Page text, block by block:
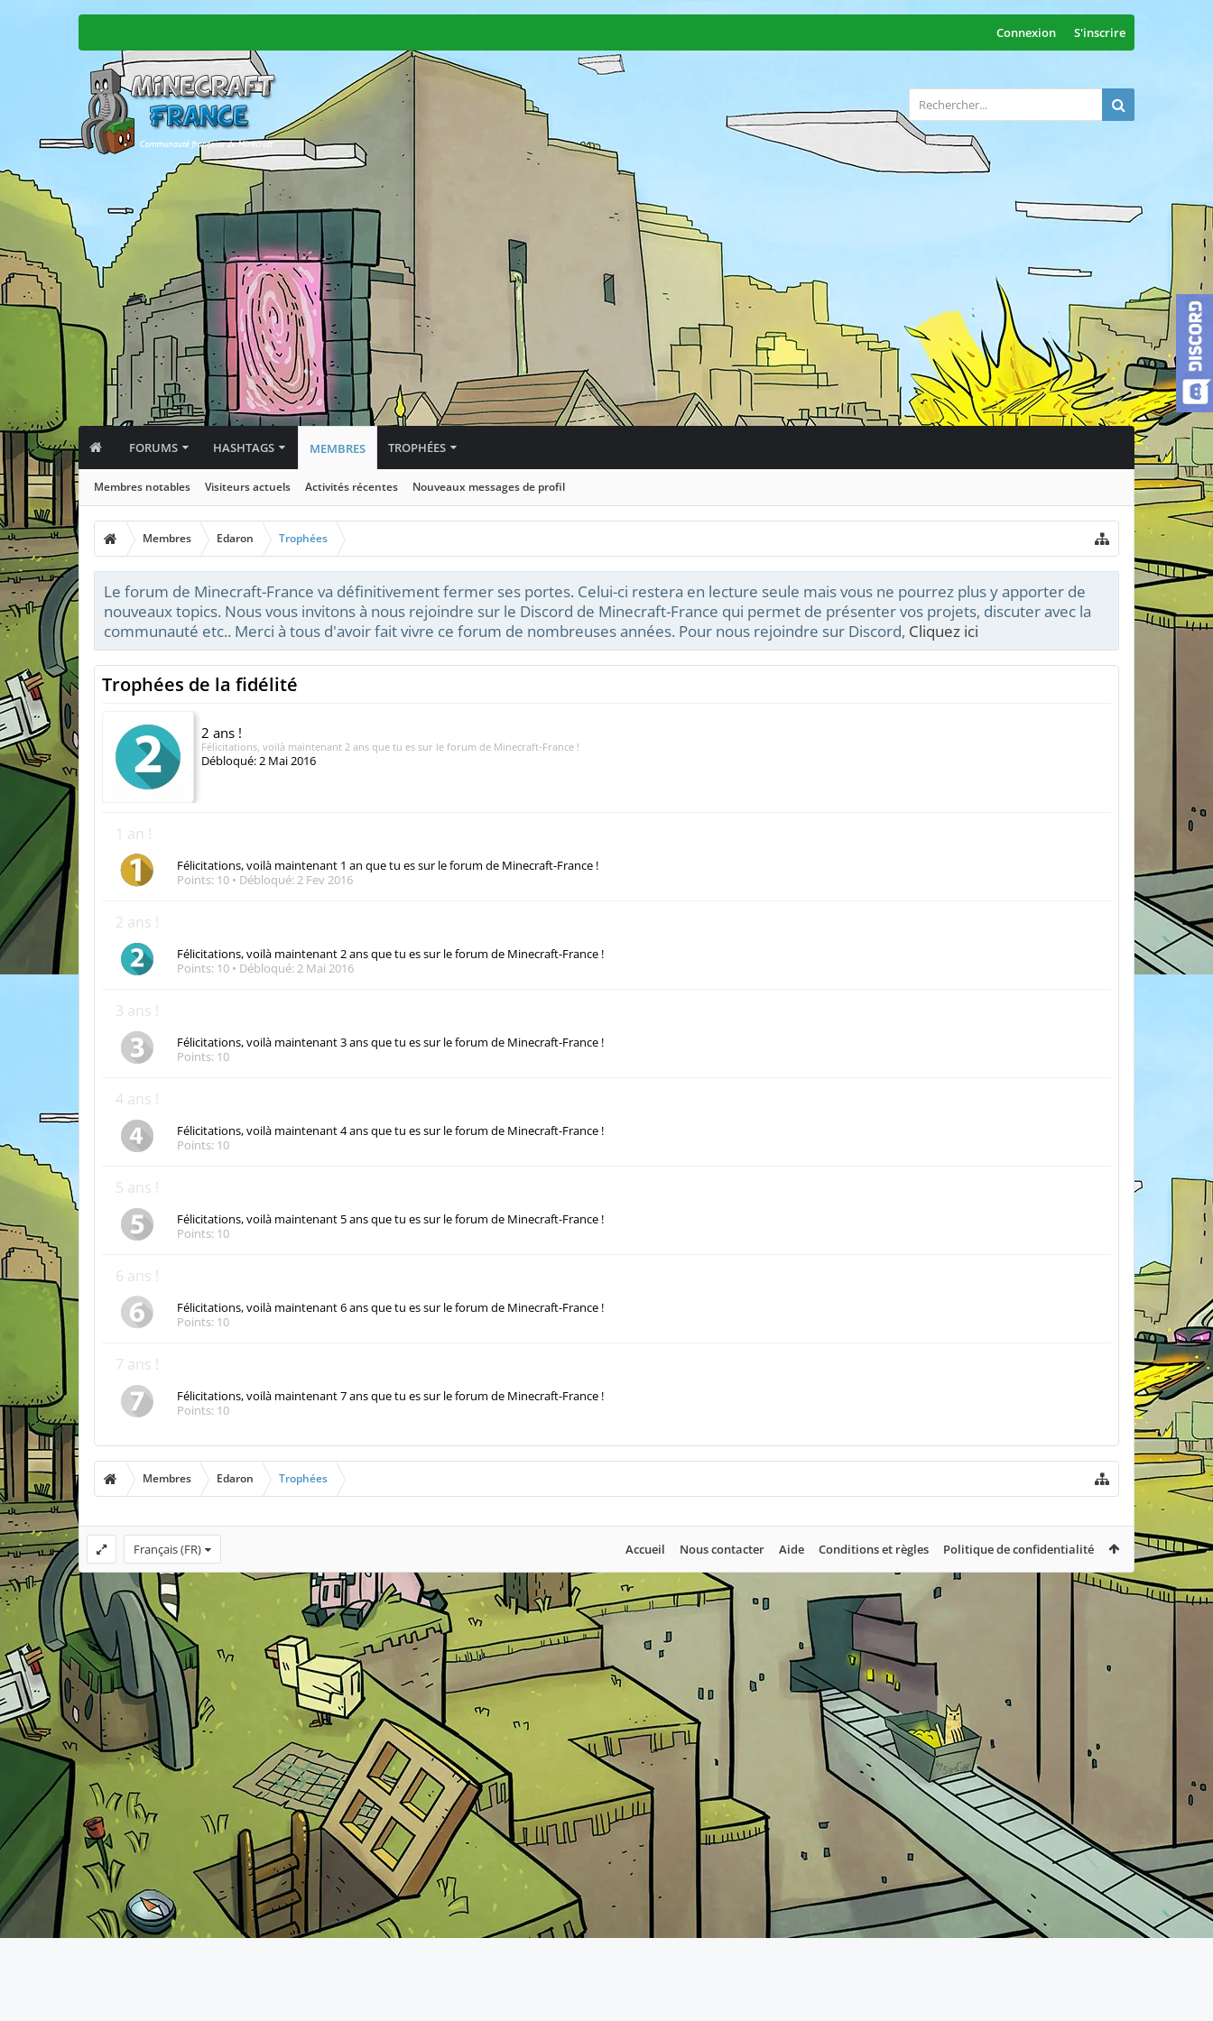
Connexion S'inscrire
FORUMS HASHTAGS MEMBRES
Membres notables Visiteurs actuels Activités récentes Nouveaux messages de profil
TROPHÉES
Membres Edaron Trophées
Le forum de Minecraft-France va définitivement fermer ses portes. Celui-ci restera en lecture seule mais vous ne pourrez plus y apporter de
nouveaux topics. Nous vous invitons à nous rejoindre sur le Discord de Minecraft-France qui permet de présenter vos projets, discuter avec la
communauté etc.. Merci à tous d'avoir fait vivre ce forum de nombreuses années. Pour nous rejoindre sur Discord, Cliquez ici
Trophées de la fidélité
2 ans !
Félicitations, voilà maintenant 2 ans que tu es sur le forum de Minecraft-France !
Débloqué:2 Mai 2016
1 an !
Félicitations, voilà maintenant 1 an que tu es sur le forum de Minecraft-France !
Points: 10
Débloqué:2 Fev 2016
2 ans !
Félicitations, voilà maintenant 2 ans que tu es sur le forum de Minecraft-France !
Points: 10
Débloqué:2 Mai 2016
3 ans !
Félicitations, voilà maintenant 3 ans que tu es sur le forum de Minecraft-France !
Points: 10
4 ans !
Félicitations, voilà maintenant 4 ans que tu es sur le forum de Minecraft-France !
Points: 10
5 ans !
Félicitations, voilà maintenant 5 ans que tu es sur le forum de Minecraft-France !
Points: 10
6 ans !
Félicitations, voilà maintenant 6 ans que tu es sur le forum de Minecraft-France !
Points: 10
7 ans !
Félicitations, voilà maintenant 7 ans que tu es sur le forum de Minecraft-France !
Points: 10
Membres Edaron Trophées
Français (FR) Accueil Nous contacter Aide Conditions et règles Politique de confidentialité